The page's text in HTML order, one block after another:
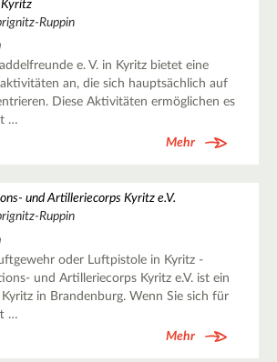
Kyritz
Ruppin
e. V. in Kyritz bietet eine
an, die sich hauptsächlich auf
Diese Aktivitäten ermöglichen es
…
Mehr
und Artilleriecorps Kyritz e.V.
Ruppin
oder Luftpistole in Kyritz -
und Artilleriecorps Kyritz e.V. ist ein
in Brandenburg. Wenn Sie sich für
…
Mehr